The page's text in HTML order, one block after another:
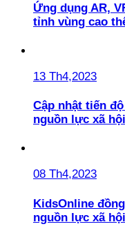
Ứng dụng AR,
tỉnh vùng cao
13 Th4,2023
Cập nhật tiến
nguồn lực xã
08 Th4,2023
KidsOnline
nguồn lực xã